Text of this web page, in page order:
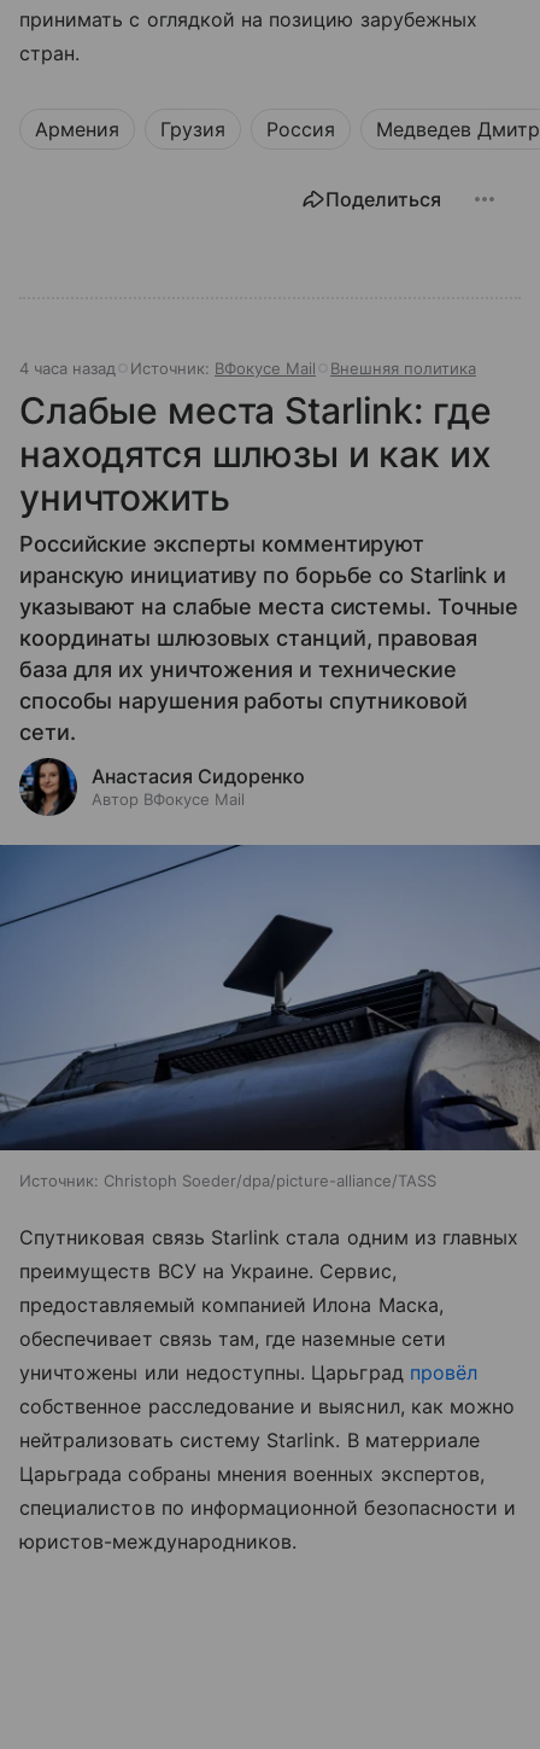
принимать с оглядкой на позицию зарубежных
стран.
Армения Грузия Россия Медведев
Поделиться
4 часа назад Источник: ВФокусе Mail Внешняя политика
Слабые места Starlink: где
находятся шлюзы и как их
уничтожить
Российские эксперты комментируют
иранскую инициативу по борьбе со Starlink и
указывают на слабые места системы. Точные
координаты шлюзовых станций, правовая
база для их уничтожения и технические
способы нарушения работы спутниковой
сети.
Анастасия Сидоренко
Автор ВФокусе Mail
Источник: Christoph Soeder/dpa/picture-alliance/TASS
Спутниковая связь Starlink стала одним из главных
преимуществ ВСУ на Украине. Сервис,
предоставляемый компанией Илона Маска,
обеспечивает связь там, где наземные сети
уничтожены или недоступны. Царьград провёл
собственное расследование и выяснил, как можно
нейтрализовать систему Starlink. В матерриале
Царьграда собраны мнения военных экспертов,
специалистов по информационной безопасности и
юристов-международников.